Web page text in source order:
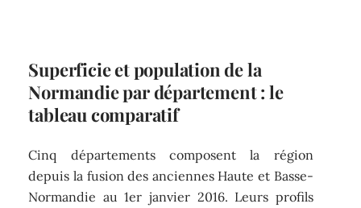
Superficie et population de la
Normandie par département : le
tableau comparatif
Cinq départements composent la région
depuis la fusion des anciennes Haute et Basse-
Normandie au 1er janvier 2016. Leurs profils